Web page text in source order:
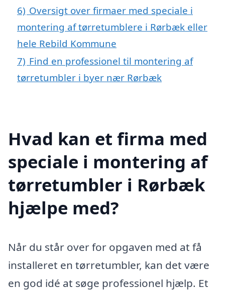
6) Oversigt over firmaer med speciale i
montering af tørretumblere i Rørbæk eller
hele Rebild Kommune
7) Find en professionel til montering af
tørretumbler i byer nær Rørbæk
Hvad kan et firma med
speciale i montering af
tørretumbler i Rørbæk
hjælpe med?
Når du står over for opgaven med at få
installeret en tørretumbler, kan det være
en god idé at søge professionel hjælp. Et